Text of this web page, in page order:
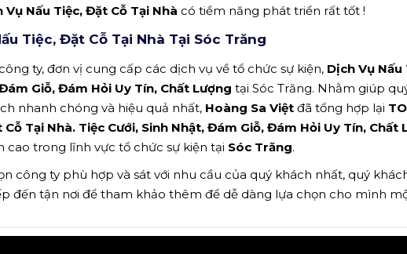
Vụ Nấu Tiệc, Đặt Cỗ Tại Nhà có tiềm năng phát triển rất tốt !
Tiệc, Đặt Cỗ Tại Nhà Tại Sóc Trăng
ty, đơn vị cung cấp các dịch vụ về tổ chức sự kiện, Dịch Vụ Nấu
Giỗ, Đám Hỏi Uy Tín, Chất Lượng tại Sóc Trăng. Nhằm giúp
nhanh chóng và hiệu quả nhất, Hoàng Sa Việt đã tổng hợp lại
Tại Nhà. Tiệc Cưới, Sinh Nhật, Đám Giỗ, Đám Hỏi Uy Tín, Chất
cao trong lĩnh vực tổ chức sự kiện tại Sóc Trăng.
công ty phù hợp và sát với nhu cầu của quý khách nhất, quý
đến tận nơi để tham khảo thêm để dễ dàng lựa chọn cho mình